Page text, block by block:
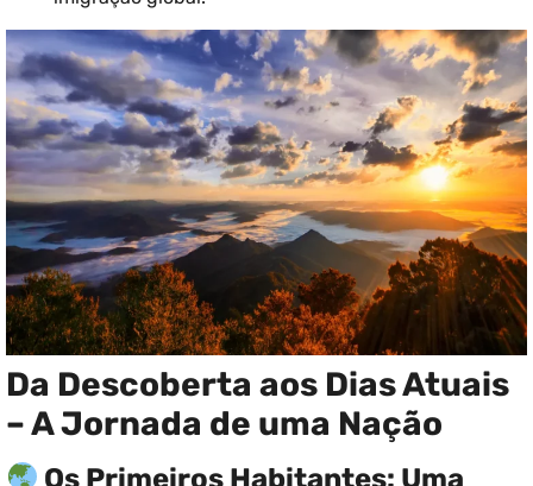
Da Descoberta aos Dias Atuais
– A Jornada de uma Nação
Os Primeiros Habitantes: Uma